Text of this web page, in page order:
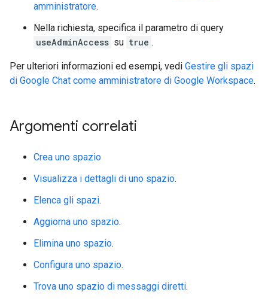
amministratore.
Nella richiesta, specifica il parametro di query
useAdminAccess su true .
Per ulteriori informazioni ed esempi, vedi Gestire gli spazi
di Google Chat come amministratore di Google Workspace.
Argomenti correlati
Crea uno spazio
Visualizza i dettagli di uno spazio.
Elenca gli spazi.
Aggiorna uno spazio.
Elimina uno spazio.
Configura uno spazio.
Trova uno spazio di messaggi diretti.